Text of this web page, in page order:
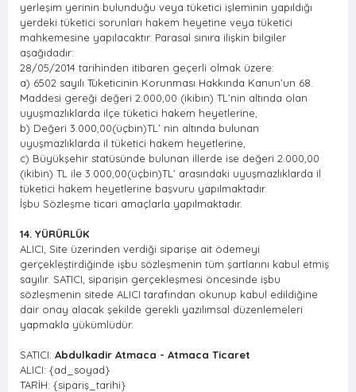
yerleşim yerinin bulunduğu veya tüketici işleminin yapıldığı
yerdeki tüketici sorunları hakem heyetine veya tüketici
mahkemesine yapılacaktır. Parasal sınıra ilişkin bilgiler
aşağıdadır:
28/05/2014 tarihinden itibaren geçerli olmak üzere:
a) 6502 sayılı Tüketicinin Korunması Hakkında Kanun’un 68.
Maddesi gereği değeri 2.000,00 (ikibin) TL’nin altında olan
uyuşmazlıklarda ilçe tüketici hakem heyetlerine,
b) Değeri 3.000,00(üçbin)TL’ nin altında bulunan
uyuşmazlıklarda il tüketici hakem heyetlerine,
c) Büyükşehir statüsünde bulunan illerde ise değeri 2.000,00
(ikibin) TL ile 3.000,00(üçbin)TL’ arasındaki uyuşmazlıklarda il
tüketici hakem heyetlerine başvuru yapılmaktadır.
İşbu Sözleşme ticari amaçlarla yapılmaktadır.
14. YÜRÜRLÜK
ALICI, Site üzerinden verdiği siparişe ait ödemeyi
gerçekleştirdiğinde işbu sözleşmenin tüm şartlarını kabul etmiş
sayılır. SATICI, siparişin gerçekleşmesi öncesinde işbu
sözleşmenin sitede ALICI tarafından okunup kabul edildiğine
dair onay alacak şekilde gerekli yazılımsal düzenlemeleri
yapmakla yükümlüdür.
SATICI: Abdulkadir Atmaca - Atmaca Ticaret
ALICI: {ad_soyad}
TARİH: {sipariş_tarihi}